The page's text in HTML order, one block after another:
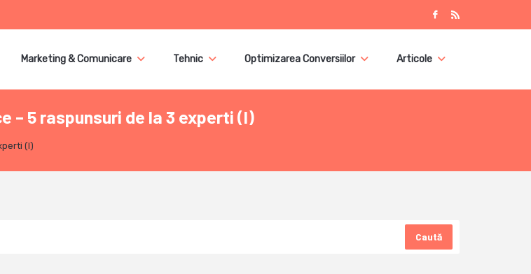
Marketing & Comunicare Tehnic Optimizarea Conversiilor Articole
– 5 raspunsuri de la 3 experti (I)
(I)
Caută